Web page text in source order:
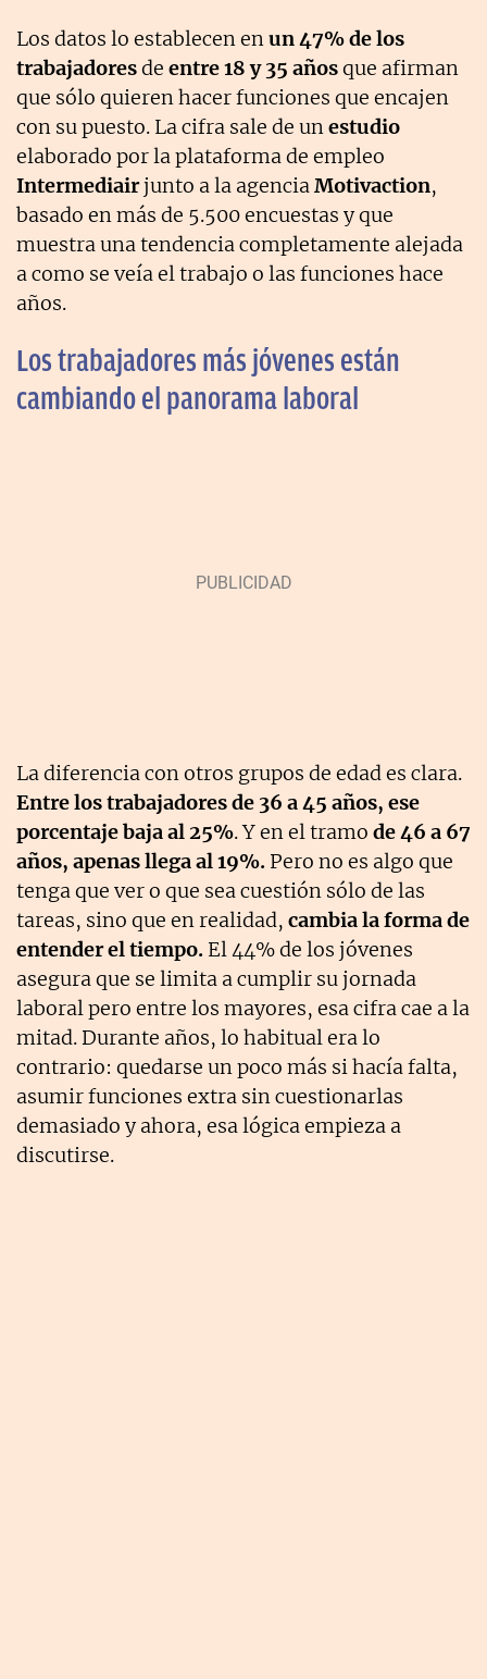
Los datos lo establecen enun 47% de los
trabajadoresde entre 18 y 35 añosque afirman
que sólo quieren hacer funciones que encajen
con su puesto. La cifra sale de unestudio
elaborado por la plataforma de empleo
Intermediairjunto a la agenciaMotivaction,
basado en más de 5.500 encuestas y que
muestra una tendencia completamente alejada
a como se veía el trabajo o las funciones hace
años.
Los trabajadores más jóvenes están
cambiando el panorama laboral
La diferencia con otros grupos de edad es clara.
Entre los trabajadores de 36 a 45 años, ese
porcentaje baja al 25%. Y en el tramo de 46 a 67
años, apenas llega al 19%. Pero no es algo que
tenga que ver o que sea cuestión sólo de las
tareas, sino que en realidad, cambia la forma de
entender el tiempo. El 44% de los jóvenes
asegura que se limita a cumplir su jornada
laboral pero entre los mayores, esa cifra cae a la
mitad. Durante años, lo habitual era lo
contrario: quedarse un poco más si hacía falta,
asumir funciones extra sin cuestionarlas
demasiado y ahora, esa lógica empieza a
discutirse.